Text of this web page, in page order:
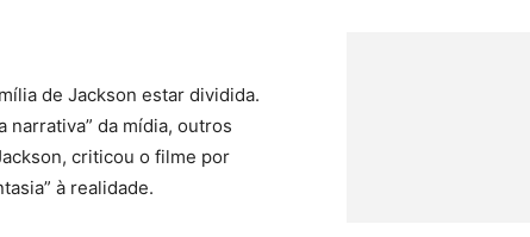
de Jackson estar dividida.
narrativa” da mídia, outros
criticou o filme por
à realidade.